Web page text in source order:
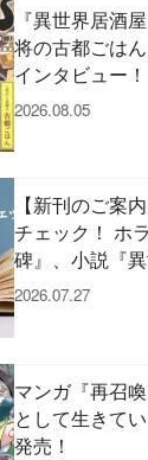
マンガ
愛蔵版 花ぶらん
こゆれて
太刀掛秀子の名作が
紙で復刊！
『異世界居酒
将の古都ごは
インタビュー
場するメニュ
2026.08.05
【新刊のご案
チェック！ ホ
碑』、小説『
ん」』、文庫『
などずらり！
2026.07.27
マンガ『再召
として生きて
発売！